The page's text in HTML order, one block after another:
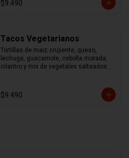
$9.490
Tacos Vegetarianos
Tortillas de maiz crujiente, queso,
lechuga, guacamole, cebolla morada,
cilantro y mix de vegetales salteados
$9.490